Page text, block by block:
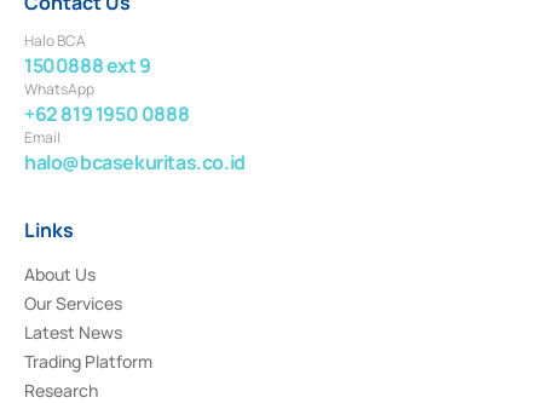
Halo BCA
1500888 ext 9
WhatsApp
+62 819 1950 0888
Email
halo@bcasekuritas.co.id
Links
About Us
Our Services
Latest News
Trading Platform
Research